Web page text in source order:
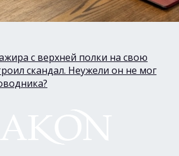
с верхней полки на свою
скандал. Неужели он не мог